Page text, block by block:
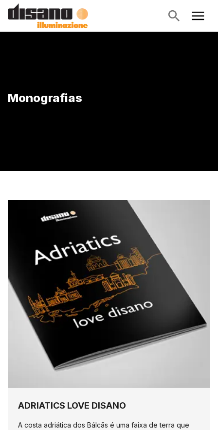
Monografias
ADRIATICS LOVE DISANO
A costa adriática dos Bálcãs é uma faixa de terra que